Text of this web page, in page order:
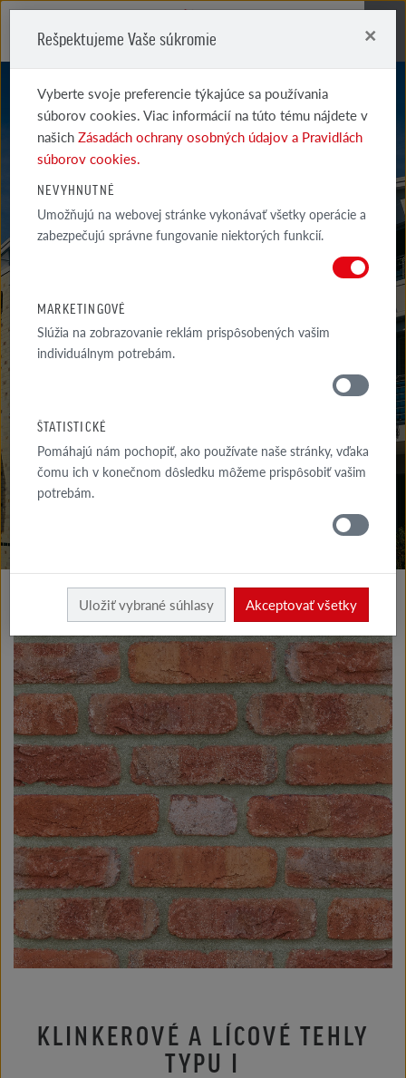
KLINKEROVÉ A LÍCOVÉ TEHLY
TYPU I
KDE
NAKÚPIŤ
KLINKEROVÉ A LÍCOVÉ TEHLY
TYPU I
Rešpektujeme Vaše súkromie ×
Vyberte svoje preferencie týkajúce sa používania
súborov cookies. Viac informácií na túto tému nájdete v
našichZásadách ochrany osobných údajov a Pravidlách
súborov cookies.
NEVYHNUTNÉ
Umožňujú na webovej stránke vykonávať všetky operácie a
zabezpečujú správne fungovanie niektorých funkcií.
MARKETINGOVÉ
Slúžia na zobrazovanie reklám prispôsobených vašim
individuálnym potrebám.
ŠTATISTICKÉ
Pomáhajú nám pochopiť, ako používate naše stránky, vďaka
čomu ich v konečnom dôsledku môžeme prispôsobiť vašim
potrebám.
Uložiť vybrané súhlasy Akceptovať všetky